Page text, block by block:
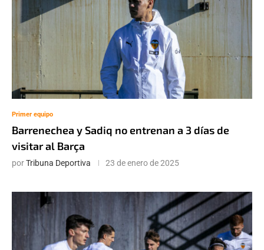
Primer equipo
Barrenechea y Sadiq no entrenan a 3 días de
visitar al Barça
porTribuna Deportiva 23 de enero de 2025